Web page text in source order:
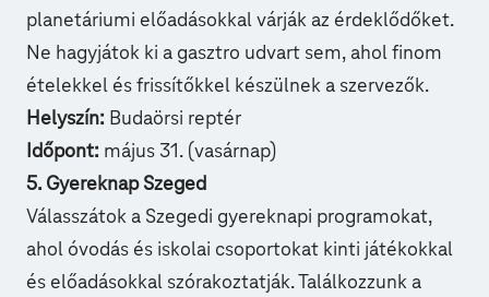
planetáriumi előadásokkal várják az érdeklődőket.
Ne hagyjátok ki a gasztro udvart sem, ahol finom
ételekkel és frissítőkkel készülnek a szervezők.
Helyszín: Budaörsi reptér
Időpont: május 31. (vasárnap)
5. Gyereknap Szeged
Válasszátok a Szegedi gyereknapi programokat,
ahol óvodás és iskolai csoportokat kinti játékokkal
és előadásokkal szórakoztatják. Találkozzunk a